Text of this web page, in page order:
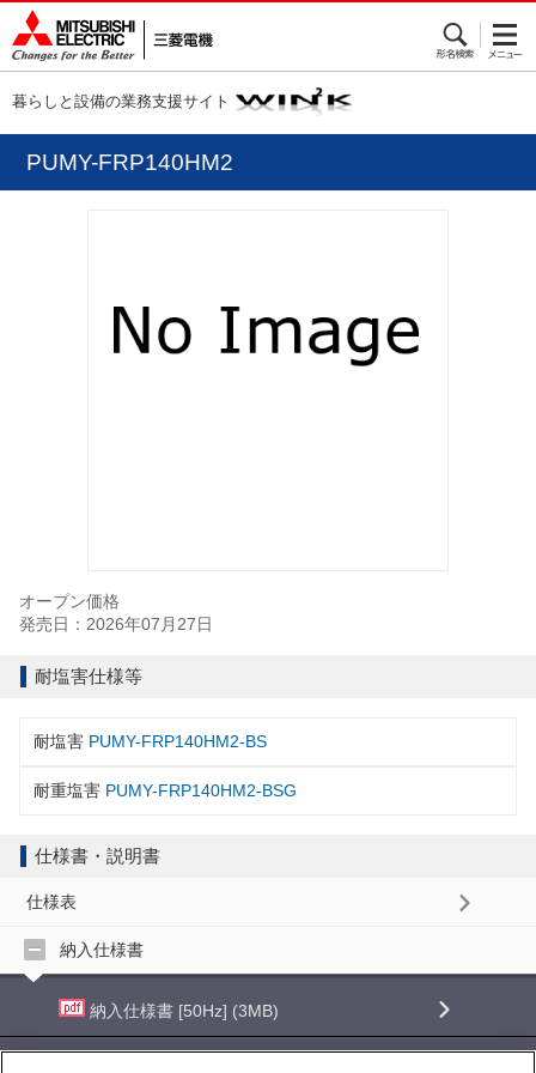
暮らしと設備の業務支援サイト
PUMY-FRP140HM2
オープン価格
発売日：2026年07月27日
耐塩害仕様等
耐塩害 PUMY-FRP140HM2-BS
耐重塩害 PUMY-FRP140HM2-BSG
仕様書・説明書
仕様表
納入仕様書
納入仕様書 [50Hz] (3MB)